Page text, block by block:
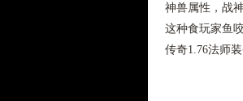
神兽属性，战
这种食玩家鱼
传奇1.76法师